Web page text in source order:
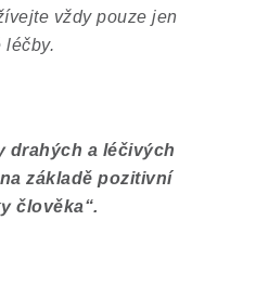
vždy pouze jen
léčby.
drahých a léčivých
základě pozitivní
člověka“.